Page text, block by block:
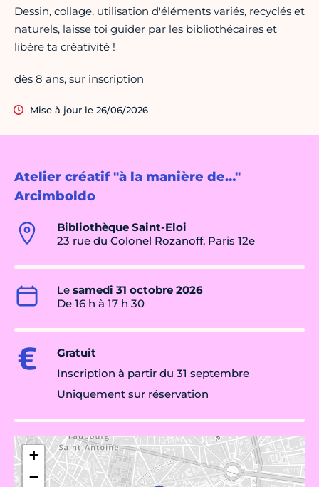
Atelier créatif "à la manière de…"
Arcimboldo
Bibliothèque Saint-Eloi
23 rue du Colonel Rozanoff, Paris 12e
Le samedi 31 octobre 2026
De 16 h à 17 h 30
Gratuit
Inscription à partir du 31 septembre
Uniquement sur réservation
+
−
Dessin, collage, utilisation d'éléments variés, recyclés et
naturels, laisse toi guider par les bibliothécaires et
libère ta créativité !
dès 8 ans, sur inscription
Mise à jour le 26/06/2026